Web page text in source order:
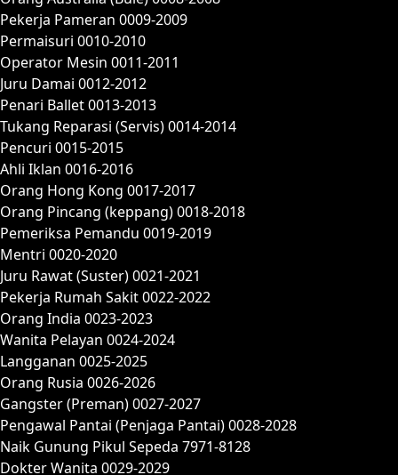
Pekerja Pameran 0009-2009
Permaisuri 0010-2010
Operator Mesin 0011-2011
Juru Damai 0012-2012
Penari Ballet 0013-2013
Tukang Reparasi (Servis) 0014-2014
Pencuri 0015-2015
Ahli Iklan 0016-2016
Orang Hong Kong 0017-2017
Orang Pincang (keppang) 0018-2018
Pemeriksa Pemandu 0019-2019
Mentri 0020-2020
Juru Rawat (Suster) 0021-2021
Pekerja Rumah Sakit 0022-2022
Orang India 0023-2023
Wanita Pelayan 0024-2024
Langganan 0025-2025
Orang Rusia 0026-2026
Gangster (Preman) 0027-2027
Pengawal Pantai (Penjaga Pantai) 0028-2028
Naik Gunung Pikul Sepeda 7971-8128
Dokter Wanita 0029-2029